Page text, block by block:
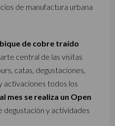
de manufactura urbana
de cobre traído
central de las visitas
catas, degustaciones,
activaciones todos los
mes se realiza un Open
degustación y actividades